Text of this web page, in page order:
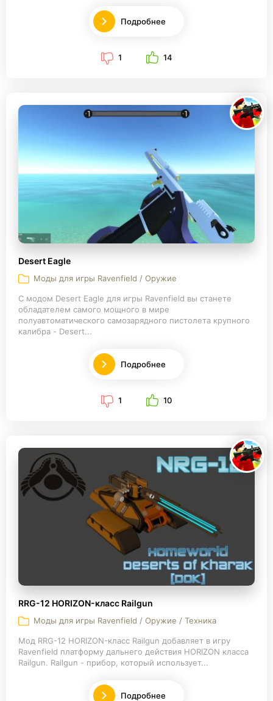
Подробнее
1 14
Desert Eagle
Моды для игры Ravenfield / Оружие
С модом Desert Eagle для игры Ravenfield вы станете
обладателем самого мощного в мире
полуавтоматического самозарядного пистолета крупного
калибра - Desert...
Подробнее
1 10
RRG-12 HORIZON-класс Railgun
Моды для игры Ravenfield / Оружие / Техника
Мод RRG-12 HORIZON-класс Railgun добавляет в игру
Ravenfield платформу дальнего действия HORIZON класса
Railgun. Railgun - прибор, который использует...
Подробнее